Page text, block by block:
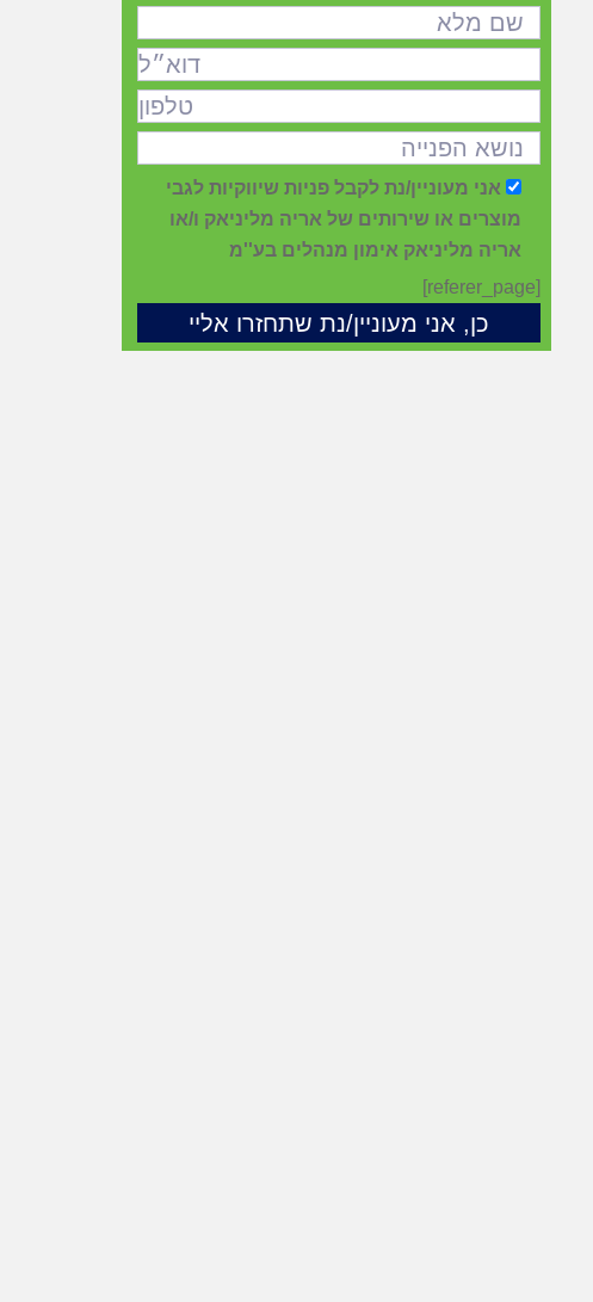
אני מעוניין/נת לקבל פניות שיווקיות לגבי
מוצרים או שירותים של אריה מליניאק ו/או
אריה מליניאק אימון מנהלים בע''מ
[referer_page]